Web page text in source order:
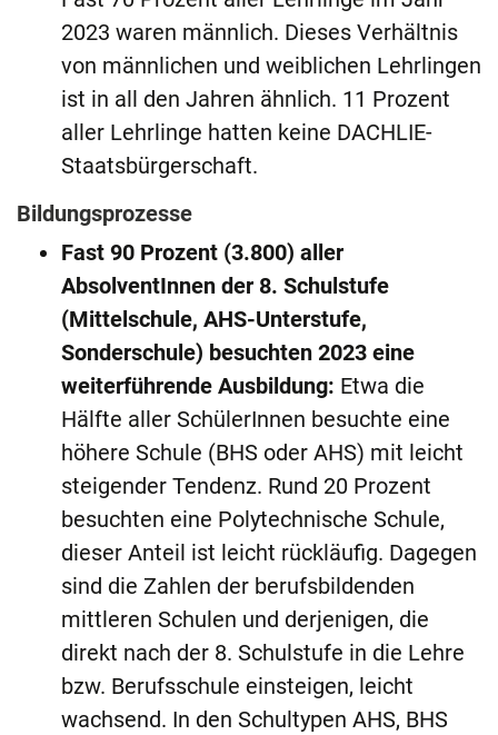
2023 waren männlich. Dieses Verhältnis
von männlichen und weiblichen Lehrlingen
ist in all den Jahren ähnlich. 11 Prozent
aller Lehrlinge hatten keine DACHLIE-
Staatsbürgerschaft.
Bildungsprozesse
Fast 90 Prozent (3.800) aller
AbsolventInnen der 8. Schulstufe
(Mittelschule, AHS-Unterstufe,
Sonderschule) besuchten 2023 eine
weiterführende Ausbildung: Etwa die
Hälfte aller SchülerInnen besuchte eine
höhere Schule (BHS oder AHS) mit leicht
steigender Tendenz. Rund 20 Prozent
besuchten eine Polytechnische Schule,
dieser Anteil ist leicht rückläufig. Dagegen
sind die Zahlen der berufsbildenden
mittleren Schulen und derjenigen, die
direkt nach der 8. Schulstufe in die Lehre
bzw. Berufsschule einsteigen, leicht
wachsend. In den Schultypen AHS, BHS